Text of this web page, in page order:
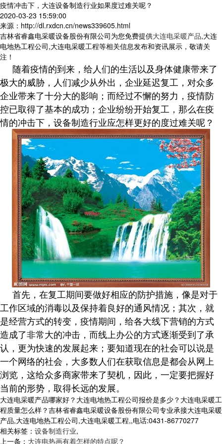
疫情冲击下，大连设备制造行业如果度过难关呢？
2020-03-23 15:59:00
来源：http://dl.rxdcn.cn/news339605.html
吉林省睿鑫电采暖设备股份有限公司为您免费提供大连电采暖产品,大连
电地热工程公司,大连电采暖工程等相关信息发布和资讯展示，敬请关
注！
随着疫情的到来，给人们的生活以及身体健康带来了
极大的威胁，人们减少从外出，企业延迟复工，对众多
企业带来了十分大的影响；而经过不懈的努力，疫情防
控已取得了基本的成功；企业纷纷开始复工，那么在疫
情的冲击下，设备制造行业应怎样更好的度过难关呢？
首先，在复工期间要做好相应的防护措施，像是对于
工作区域的消毒以及保持着良好的通风情况；其次，就
是经营方式的转变，疫情期间，给各大线下营销的方式
造成了非常大的冲击，而线上办公的方式逐渐受到了承
认，更为快速的发展起来；要知道现在的社会可以说是
一个网络的社会，大多数人们在获取信息是都会从网上
浏览，这给众多商家带来了契机，因此，一定要把握好
当前的形势，取得长远的发展。
大连电采暖产品哪家好？大连电地热工程公司报价是多少？大连电采暖工
程质量怎么样？吉林省睿鑫电采暖设备股份有限公司专业承接大连电采暖
产品,大连电地热工程公司,大连电采暖工程,,电话:0431-86770277
相关标签： 设备制造行业,
上一条： 大连电热画有着怎样的特点呢？